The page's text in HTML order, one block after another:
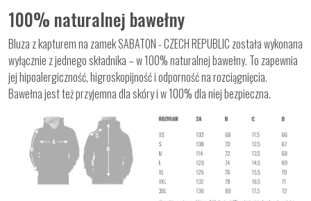
100% naturalnej bawełny
Bluza z kapturem na zamek SABATON - CZECH REPUBLIC została wykonana
wyłącznie z jednego składnika – w 100% naturalnej bawełny. To zapewnia
jej hipoalergiczność, higroskopijność i odporność na rozciągnięcia.
Bawełna jest też przyjemna dla skóry i w 100% dla niej bezpieczna.